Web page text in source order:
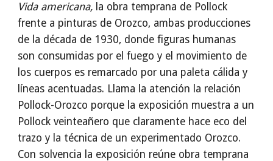
Vida americana, la obra temprana de Pollock
frente a pinturas de Orozco, ambas producciones
de la década de 1930, donde figuras humanas
son consumidas por el fuego y el movimiento de
los cuerpos es remarcado por una paleta cálida y
líneas acentuadas. Llama la atención la relación
Pollock-Orozco porque la exposición muestra a un
Pollock veinteañero que claramente hace eco del
trazo y la técnica de un experimentado Orozco.
Con solvencia la exposición reúne obra temprana